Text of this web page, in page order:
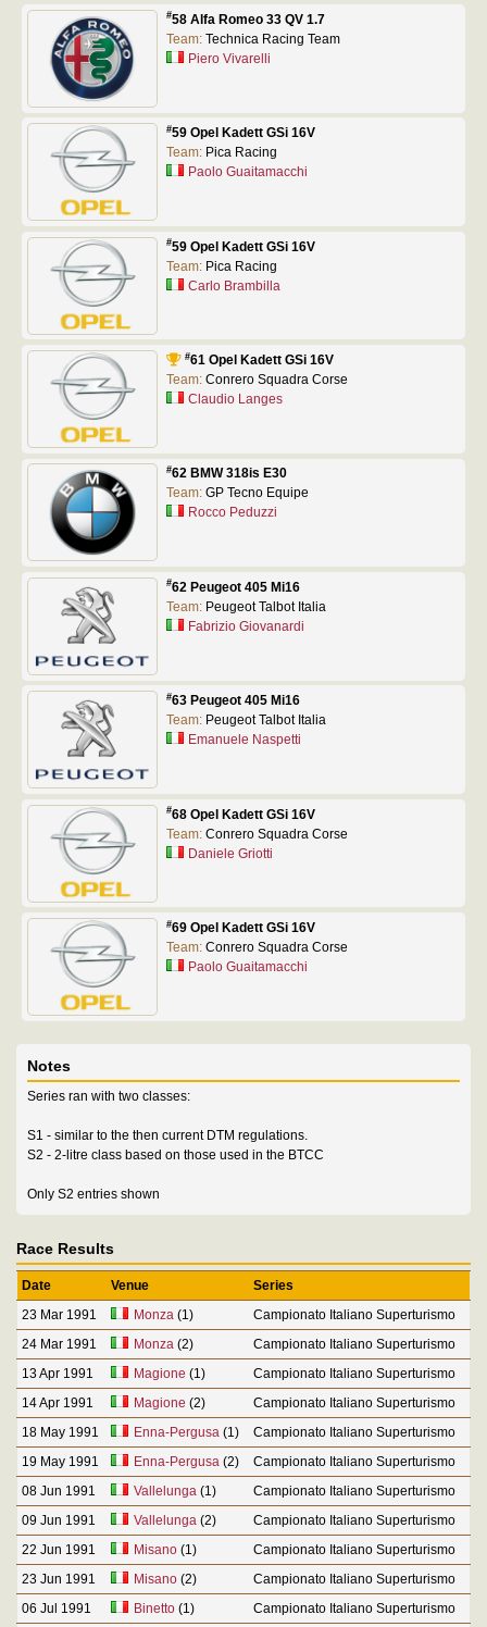
#58 Alfa Romeo 33 QV 1.7
Team: Technica Racing Team
Piero Vivarelli
#59 Opel Kadett GSi 16V
Team: Pica Racing
Paolo Guaitamacchi
#59 Opel Kadett GSi 16V
Team: Pica Racing
Carlo Brambilla
#61 Opel Kadett GSi 16V
Team: Conrero Squadra Corse
Claudio Langes
#62 BMW 318is E30
Team: GP Tecno Equipe
Rocco Peduzzi
#62 Peugeot 405 Mi16
Team: Peugeot Talbot Italia
Fabrizio Giovanardi
#63 Peugeot 405 Mi16
Team: Peugeot Talbot Italia
Emanuele Naspetti
#68 Opel Kadett GSi 16V
Team: Conrero Squadra Corse
Daniele Griotti
#69 Opel Kadett GSi 16V
Team: Conrero Squadra Corse
Paolo Guaitamacchi
Notes
Series ran with two classes:
S1 - similar to the then current DTM regulations.
S2 - 2-litre class based on those used in the BTCC
Only S2 entries shown
Race Results
Date Venue
Series
23 Mar 1991
Monza(1)
Campionato Italiano Superturismo
24 Mar 1991
Monza(2)
Campionato Italiano Superturismo
13 Apr 1991
Magione (1)
Campionato Italiano Superturismo
14 Apr 1991
Magione (2)
Campionato Italiano Superturismo
18 May 1991
Enna-Pergusa(1)
Campionato Italiano Superturismo
19 May 1991
Enna-Pergusa(2)
Campionato Italiano Superturismo
08 Jun 1991
Vallelunga(1)
Campionato Italiano Superturismo
09 Jun 1991
Vallelunga(2)
Campionato Italiano Superturismo
22 Jun 1991
Misano(1)
Campionato Italiano Superturismo
23 Jun 1991
Misano(2)
Campionato Italiano Superturismo
06 Jul 1991
Binetto(1)
Campionato Italiano Superturismo